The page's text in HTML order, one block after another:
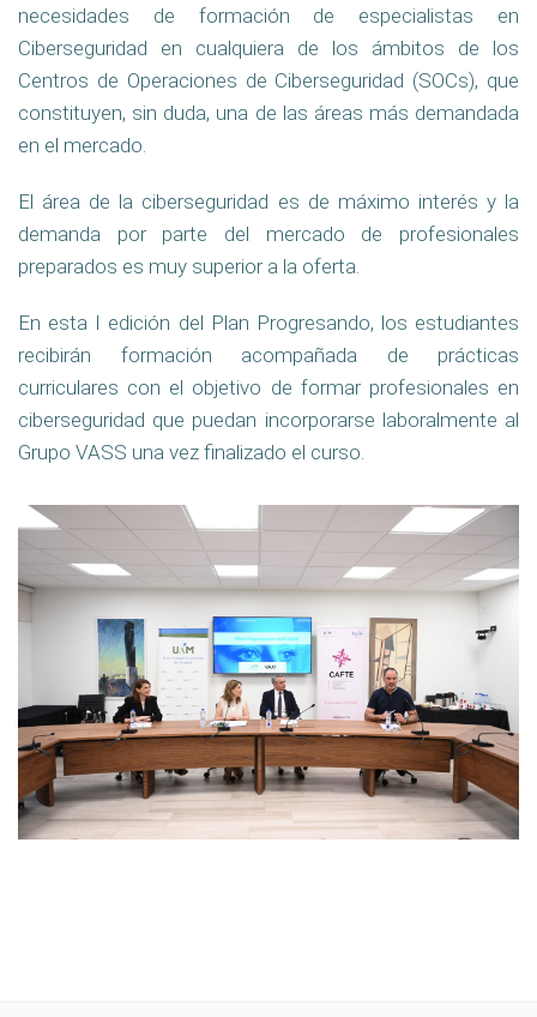
necesidades de formación de especialistas en
Ciberseguridad en cualquiera de los ámbitos de los
Centros de Operaciones de Ciberseguridad (SOCs), que
constituyen, sin duda, una de las áreas más demandada
en el mercado.
El área de la ciberseguridad es de máximo interés y la
demanda por parte del mercado de profesionales
preparados es muy superior a la oferta.
En esta I edición del Plan Progresando, los estudiantes
recibirán formación acompañada de prácticas
curriculares con el objetivo de formar profesionales en
ciberseguridad que puedan incorporarse laboralmente al
Grupo VASS una vez finalizado el curso.